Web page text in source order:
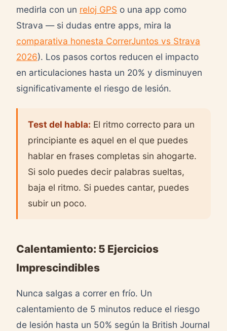
medirla con un reloj GPS o una app como
Strava — si dudas entre apps, mira la
comparativa honesta CorrerJuntos vs Strava
2026). Los pasos cortos reducen el impacto
en articulaciones hasta un 20% y disminuyen
significativamente el riesgo de lesión.
Test del habla: El ritmo correcto para un
principiante es aquel en el que puedes
hablar en frases completas sin ahogarte.
Si solo puedes decir palabras sueltas,
baja el ritmo. Si puedes cantar, puedes
subir un poco.
Calentamiento: 5 Ejercicios
Imprescindibles
Nunca salgas a correr en frío. Un
calentamiento de 5 minutos reduce el riesgo
de lesión hasta un 50% según la British Journal